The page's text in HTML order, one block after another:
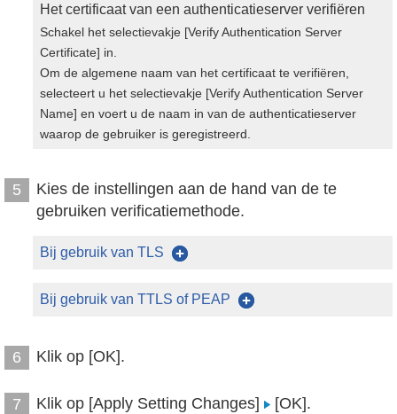
Het certificaat van een authenticatieserver verifiëren
Schakel het selectievakje [Verify Authentication Server
Certificate] in.
Om de algemene naam van het certificaat te verifiëren,
selecteert u het selectievakje [Verify Authentication Server
Name] en voert u de naam in van de authenticatieserver
waarop de gebruiker is geregistreerd.
5
Kies de instellingen aan de hand van de te
gebruiken verificatiemethode.
Bij gebruik van TLS
Bij gebruik van TTLS of PEAP
6 Klik op [OK].
7 Klik op [Apply Setting Changes] [OK].